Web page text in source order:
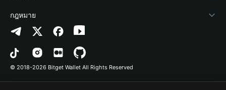
ติดต่อเรา
ทรัพยากรข้อมูลของแบรนด์
อาชีพ
Altcoin Season Index
Prediction Markets
DApp
ลิสต์โปรเจกต์
การตรวจจับการอนุญาต
การตรวจจับสัญญา
การโอนเป็นชุด
Arbitrum
Avalanche
Bitcoin
กฎหมาย
นโยบายความเป็นส่วนตัว
ข้อตกลงในการใช้บริการ
© 2018-2026 Bitget Wallet All Rights Reserved